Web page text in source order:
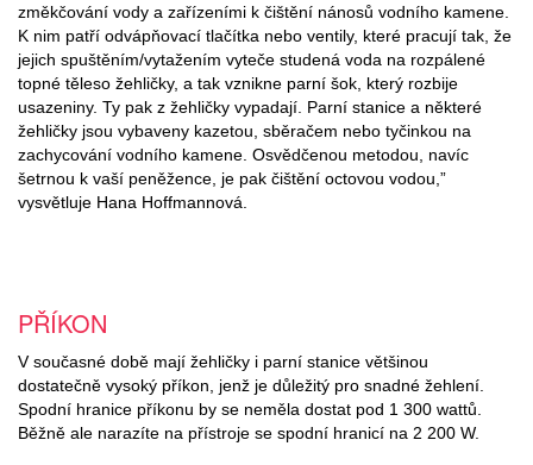
změkčování vody a zařízeními k čištění nánosů vodního kamene.
K nim patří odvápňovací tlačítka nebo ventily, které pracují tak, že
jejich spuštěním/vytažením vyteče studená voda na rozpálené
topné těleso žehličky, a tak vznikne parní šok, který rozbije
usazeniny. Ty pak z žehličky vypadají. Parní stanice a některé
žehličky jsou vybaveny kazetou, sběračem nebo tyčinkou na
zachycování vodního kamene. Osvědčenou metodou, navíc
šetrnou k vaší peněžence, je pak čištění octovou vodou,”
vysvětluje Hana Hoffmannová.
PŘÍKON
V současné době mají žehličky i parní stanice většinou
dostatečně vysoký příkon, jenž je důležitý pro snadné žehlení.
Spodní hranice příkonu by se neměla dostat pod 1 300 wattů.
Běžně ale narazíte na přístroje se spodní hranicí na 2 200 W.